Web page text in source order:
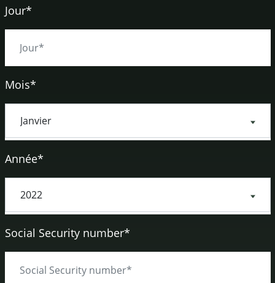
Jour*
Mois*
Année*
Social Security number*